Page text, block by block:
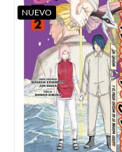
NUEVO